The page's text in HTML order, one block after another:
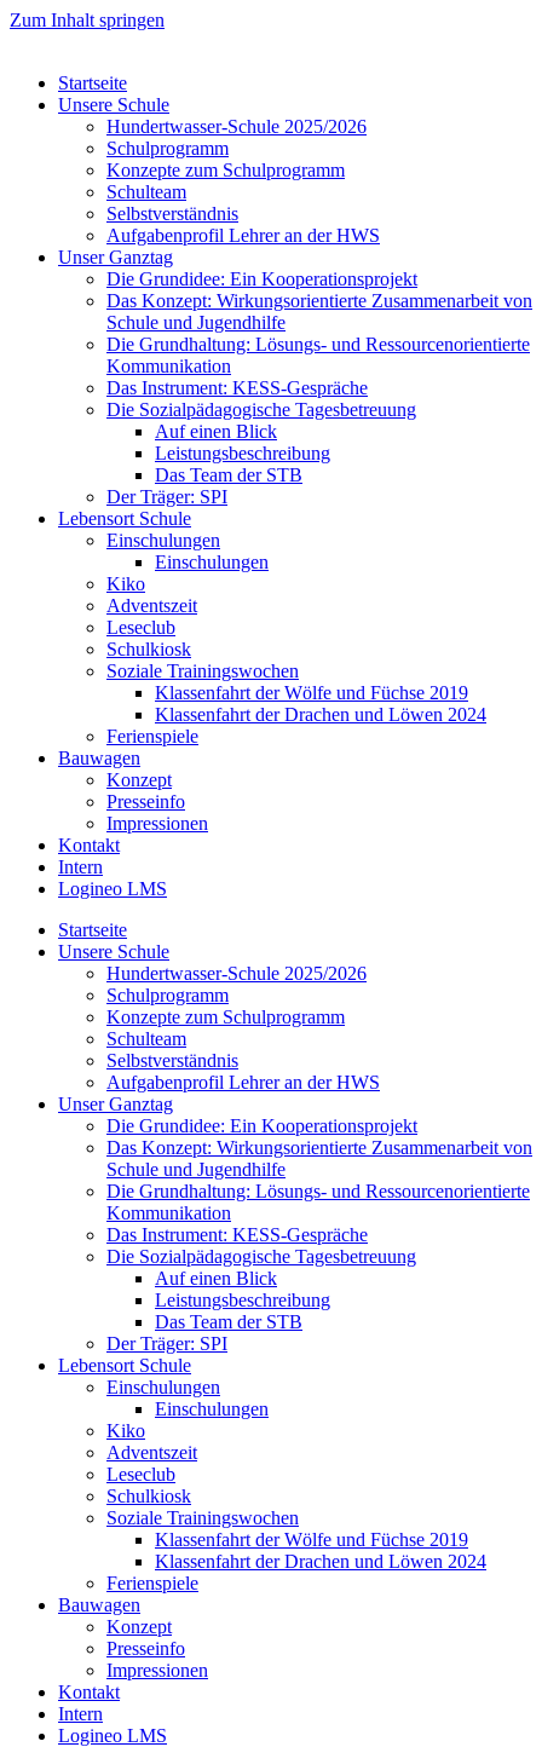
Zum Inhalt springen
Startseite
Unsere Schule
Hundertwasser-Schule 2025/2026
Schulprogramm
Konzepte zum Schulprogramm
Schulteam
Selbst­ver­ständ­nis
Aufgabenprofil Lehrer an der HWS
Unser Ganztag
Die Grundidee: Ein Kooperationsprojekt
Das Konzept: Wirkungsorientierte Zusammenarbeit von
Schule und Jugendhilfe
Die Grundhaltung: Lösungs- und Ressourcenorientierte
Kommunikation
Das Instrument: KESS-Gespräche
Die Sozialpädagogische Tagesbetreuung
Auf einen Blick
Leistungsbeschreibung
Das Team der STB
Der Träger: SPI
Lebensort Schule
Einschulungen
Einschulungen
Kiko
Adventszeit
Leseclub
Schulkiosk
Soziale Trainingswochen
Klassenfahrt der Wölfe und Füchse 2019
Klassenfahrt der Drachen und Löwen 2024
Ferienspiele
Bauwagen
Konzept
Presseinfo
Impressionen
Kontakt
Intern
Logineo LMS
Startseite
Unsere Schule
Hundertwasser-Schule 2025/2026
Schulprogramm
Konzepte zum Schulprogramm
Schulteam
Selbst­ver­ständ­nis
Aufgabenprofil Lehrer an der HWS
Unser Ganztag
Die Grundidee: Ein Kooperationsprojekt
Das Konzept: Wirkungsorientierte Zusammenarbeit von
Schule und Jugendhilfe
Die Grundhaltung: Lösungs- und Ressourcenorientierte
Kommunikation
Das Instrument: KESS-Gespräche
Die Sozialpädagogische Tagesbetreuung
Auf einen Blick
Leistungsbeschreibung
Das Team der STB
Der Träger: SPI
Lebensort Schule
Einschulungen
Einschulungen
Kiko
Adventszeit
Leseclub
Schulkiosk
Soziale Trainingswochen
Klassenfahrt der Wölfe und Füchse 2019
Klassenfahrt der Drachen und Löwen 2024
Ferienspiele
Bauwagen
Konzept
Presseinfo
Impressionen
Kontakt
Intern
Logineo LMS